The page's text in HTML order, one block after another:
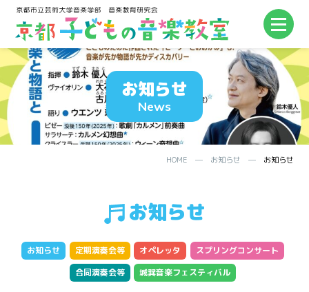
お知らせ
News
HOME ─ お知らせ ─ お知らせ
お知らせ
お知らせ 定期演奏会等 オペレッタ
スプリングコンサート
合同演奏会等
城巽音楽フェスティバル